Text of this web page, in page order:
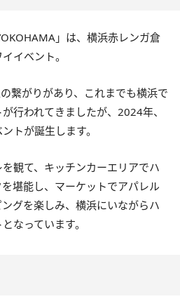
」は、横浜赤レンガ倉
イベント。
繋がりがあり、これまでも横浜で
行われてきましたが、2024年、
トが誕生します。
観て、キッチンカーエリアでハ
堪能し、マーケットでアパレル
グを楽しみ、横浜にいながらハ
なっています。